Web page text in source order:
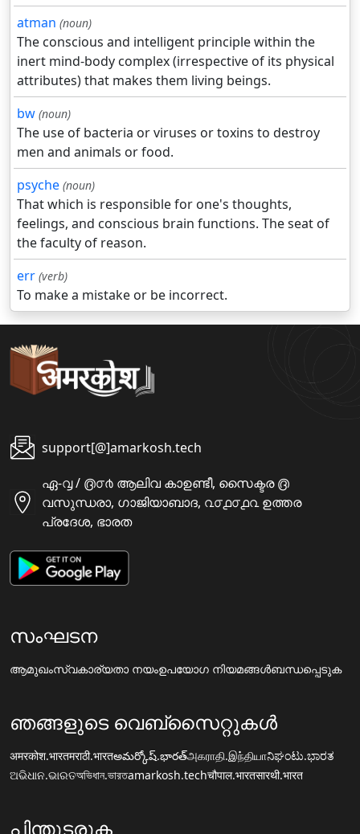
atman (noun)
The conscious and intelligent principle within the
inert mind-body complex (irrespective of its physical
attributes) that makes them living beings.
bw (noun)
The use of bacteria or viruses or toxins to destroy
men and animals or food.
psyche (noun)
That which is responsible for one's thoughts,
feelings, and conscious brain functions. The seat of
the faculty of reason.
err (verb)
To make a mistake or be incorrect.
support[@]amarkosh.tech
ഏ-൮ / ൫൦൪ ആലിവ കാഉണ്ടീ, സൈക്ടര ൫
വസുന്ധരാ, ഗാജിയാബാദ, ൨൦൧൦൧൨ ഉത്തര
പ്രദേശ, ഭാരത
സംഘടന
ആമുഖംസ്വകാര്യതാ നയംഉപയോഗ നിയമങ്ങൾബന്ധപ്പെടുക
ഞങ്ങളുടെ വെബ്സൈറ്റുകൾ
अमरकोश.भारतमराठी.भारतఅమర్కోష్.భారత్அகராதி.இந்தியாನಿಘಂಟು.ಭಾರತ
ଅଭିଧାନ.ଭାରତঅভিধান.ভারতamarkosh.techचौपाल.भारतसारथी.भारत
പിന്തുടരുക